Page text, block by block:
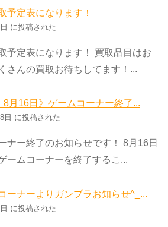
予定表になります！
に投稿された
予定表になります！ 買取品目はお
さんの買取お待ちしてます！...
8月16日》ゲームコーナー終了...
日 に投稿された
ナー終了のお知らせです！ 8月16日
ームコーナーを終了するこ...
ーナーよりガンプラお知らせ^_...
に投稿された